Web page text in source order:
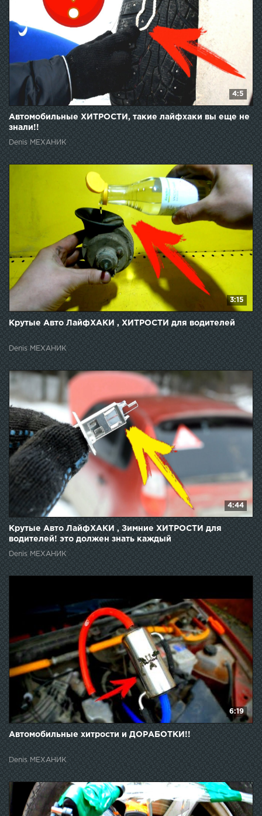
4:5
Автомобильные ХИТРОСТИ, такие лайфхаки вы еще не
знали!!
Denis МЕХАНИК
3:15
Крутые Авто ЛайфХАКИ , ХИТРОСТИ для водителей
Denis МЕХАНИК
4:44
Крутые Авто ЛайфХАКИ , Зимние ХИТРОСТИ для
водителей! это должен знать каждый
Denis МЕХАНИК
6:19
Автомобильные хитрости и ДОРАБОТКИ!!
Denis МЕХАНИК